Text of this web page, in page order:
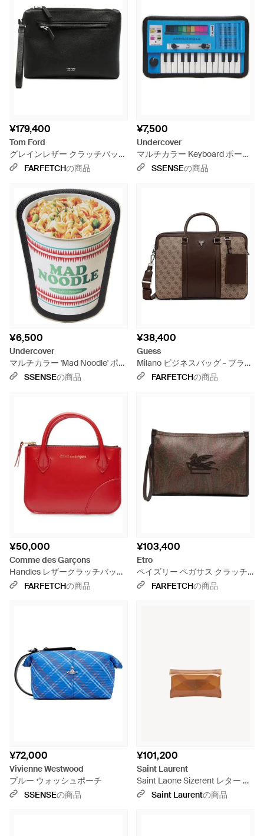
¥179,400
Tom Ford
グレインレザー クラッチバッグ
- ブラック
FARFETCHの商品
¥7,500
Undercover
マルチカラー Keyboard ポーチ
- ブルーSSENSEの商品
¥6,500
Undercover
マルチカラー 'Mad Noodle' ポー
チ - メタリック
SSENSEの商品
¥38,400
Guess
Milano ビジネスバッグ - ブラウ
ン
FARFETCHの商品
¥50,000
Comme des Garçons
Handles レザークラッチバッグ
ミニ - レッド
FARFETCHの商品
¥103,400
Etro
ペイズリー ペガサス クラッチ
バッグ - ブラウン
FARFETCHの商品
¥72,000
Vivienne Westwood
ブルー ウォッシュポーチ
SSENSEの商品
¥101,200
Saint Laurent
Saint Laone Sizerent レター ス
モール ポーチ（ビニール） - ホ
Saint Laurentの商品